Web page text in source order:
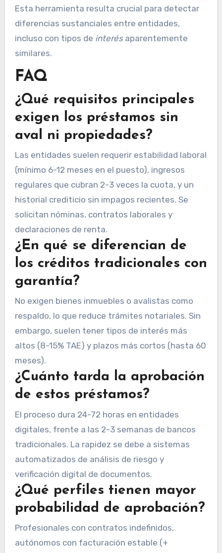
Esta herramienta resulta crucial para detectar
diferencias sustanciales entre entidades,
incluso con tipos de interésaparentemente
similares.
FAQ
¿Qué requisitos principales
exigen los préstamos sin
aval ni propiedades?
Las entidades suelen requerir estabilidad laboral
(mínimo 6-12 meses en el puesto), ingresos
regulares que cubran 2-3 veces la cuota, y un
historial crediticio sin impagos recientes. Se
solicitan nóminas, contratos laborales y
declaraciones de renta.
¿En qué se diferencian de
los créditos tradicionales con
garantía?
No exigen bienes inmuebles o avalistas como
respaldo, lo que reduce trámites notariales. Sin
embargo, suelen tener tipos de interés más
altos (8-15% TAE) y plazos más cortos (hasta 60
meses).
¿Cuánto tarda la aprobación
de estos préstamos?
El proceso dura 24-72 horas en entidades
digitales, frente a las 2-3 semanas de bancos
tradicionales. La rapidez se debe a sistemas
automatizados de análisis de riesgo y
verificación digital de documentos.
¿Qué perfiles tienen mayor
probabilidad de aprobación?
Profesionales con contratos indefinidos,
autónomos con facturación estable (+